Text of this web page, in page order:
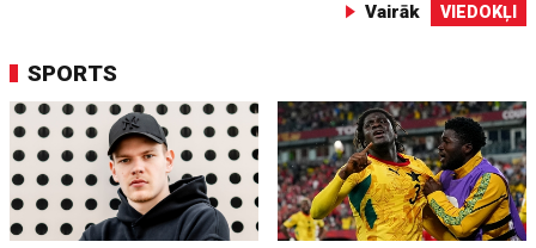
Vairāk VIEDOKĻI
SPORTS